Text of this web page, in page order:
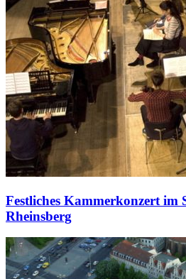
Festliches Kammerkonzert im
Rheinsberg